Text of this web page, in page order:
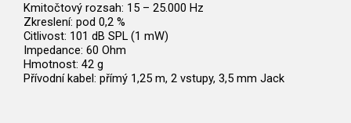
Kmitočtový rozsah: 15 – 25.000 Hz
Zkreslení: pod 0,2 %
Citlivost: 101 dB SPL (1 mW)
Impedance: 60 Ohm
Hmotnost: 42 g
Přívodní kabel: přímý 1,25 m, 2 vstupy, 3,5 mm Jack